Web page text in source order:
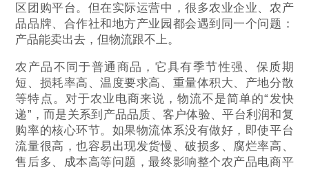
区团购平台。但在实际运营中，很多农业企业、农产
品品牌、合作社和地方产业园都会遇到同一个问题：
产品能卖出去，但物流跟不上。
农产品不同于普通商品，它具有季节性强、保质期
短、损耗率高、温度要求高、重量体积大、产地分散
等特点。对于农业电商来说，物流不是简单的“发快
递”，而是关系到产品品质、客户体验、平台利润和复
购率的核心环节。如果物流体系没有做好，即使平台
流量很高，也容易出现发货慢、破损多、腐烂率高、
售后多、成本高等问题，最终影响整个农产品电商平